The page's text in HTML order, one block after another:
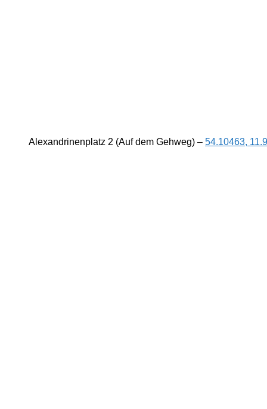
Alexandrinenplatz 2 (Auf dem Gehweg) – 54.10463,